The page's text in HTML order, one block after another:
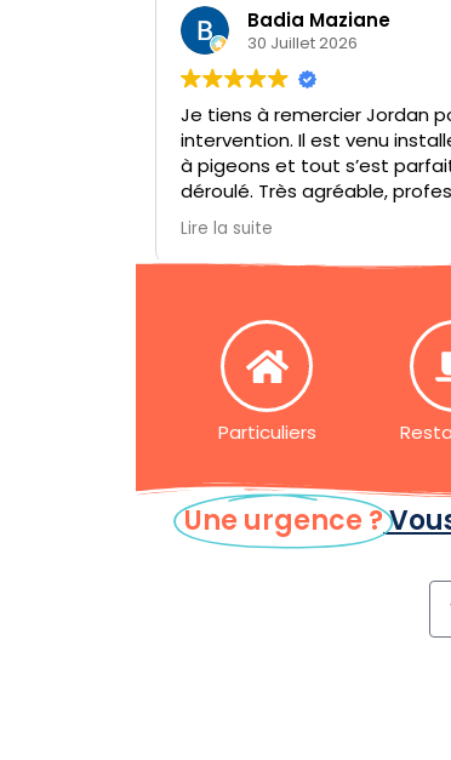
Badia Maziane
30 Juillet 2026
Je tiens à remercier Jordan pour son
intervention. Il est venu installer un piège
à pigeons et tout s’est parfaitement
déroulé. Très agréable, professionnel et
à l’écoute, il a pris le temps de répondre
à mes questions et de m’expliquer le
fonctionnement de l’installation. Un
Particuliers
Une urgence ?